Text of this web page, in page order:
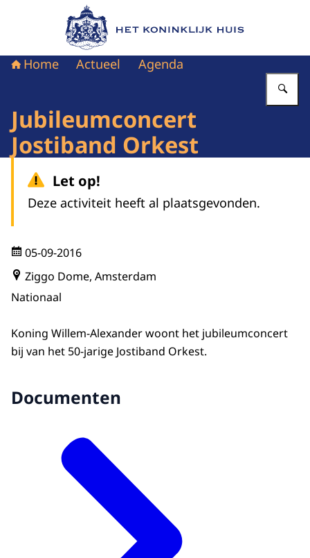
Naar de homepage van Het Koninklijk Huis
Home Actueel Agenda
Jubileumconcert
Jostiband Orkest
Let op!
Deze activiteit heeft al plaatsgevonden.
05-09-2016
Ziggo Dome, Amsterdam
Nationaal
Koning Willem-Alexander woont het jubileumconcert
bij van het 50-jarige Jostiband Orkest.
Documenten